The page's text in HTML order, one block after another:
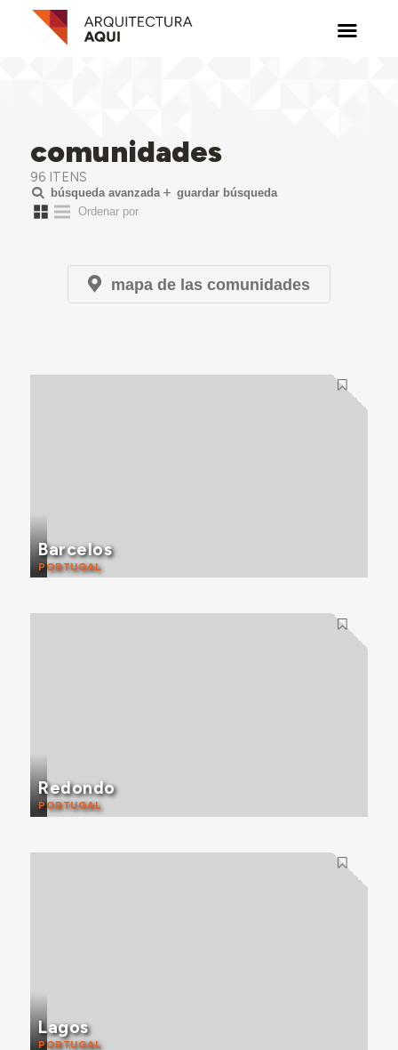
comunidades
96 ITENS
búsqueda avanzada guardar búsqueda
mapa de las comunidades
Barcelos
PORTUGAL
Redondo
PORTUGAL
Lagos
PORTUGAL